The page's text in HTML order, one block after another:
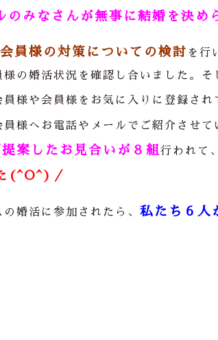
のみなさんが無事に結婚を決
員様の対策についての検討 を行
の婚活状況を確認し合いました。
員様や会員様をお気に入りに登録され
員様へお電話やメールでご紹介させて
案したお見合いが８組行われて、
(^O^)／
婚活に参加されたら、 私たち６人